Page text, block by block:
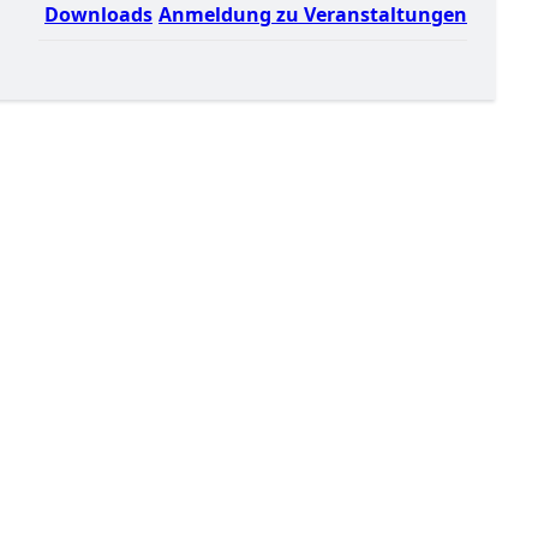
Downloads Anmeldung zu Veranstaltungen